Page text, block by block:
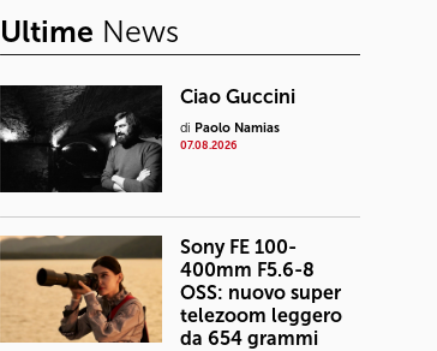
Ultime News
Ciao Guccini
di Paolo Namias
07.08.2026
Sony FE 100-
400mm F5.6-8
OSS: nuovo super
telezoom leggero
da 654 grammi